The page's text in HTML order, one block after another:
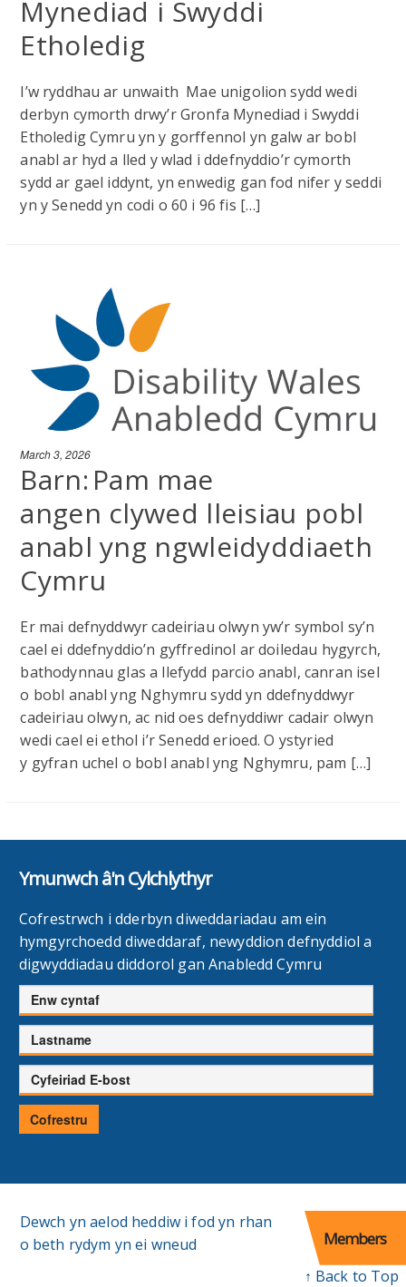
Mynediad i Swyddi
Etholedig
I’w ryddhau ar unwaith Mae unigolion sydd wedi
derbyn cymorth drwy’r Gronfa Mynediad i Swyddi
Etholedig Cymru yn y gorffennol yn galw ar bobl
anabl ar hyd a lled y wlad i ddefnyddio’r cymorth
sydd ar gael iddynt, yn enwedig gan fod nifer y seddi
yn y Senedd yn codi o 60 i 96 fis […]
March 3, 2026
Barn: Pam mae
angen clywed lleisiau pobl
anabl yng ngwleidyddiaeth
Cymru
Er mai defnyddwyr cadeiriau olwyn yw’r symbol sy’n
cael ei ddefnyddio’n gyffredinol ar doiledau hygyrch,
bathodynnau glas a llefydd parcio anabl, canran isel
o bobl anabl yng Nghymru sydd yn ddefnyddwyr
cadeiriau olwyn, ac nid oes defnyddiwr cadair olwyn
wedi cael ei ethol i’r Senedd erioed. O ystyried
y gyfran uchel o bobl anabl yng Nghymru, pam […]
Ymunwch â'n Cylchlythyr
Cofrestrwch i dderbyn diweddariadau am ein
hymgyrchoedd diweddaraf, newyddion defnyddiol a
digwyddiadau diddorol gan Anabledd Cymru
Enw
cyntaf
Cyfenw
Cyfeiriad
E-
bost
Cofrestru
Dewch yn aelod heddiw i fod yn rhan
o beth rydym yn ei wneud
Members
↑ Back to Top